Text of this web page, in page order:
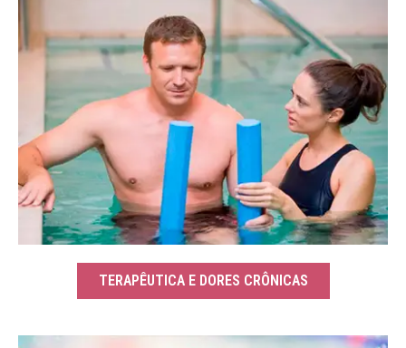
TERAPÊUTICA E DORES CRÔNICAS